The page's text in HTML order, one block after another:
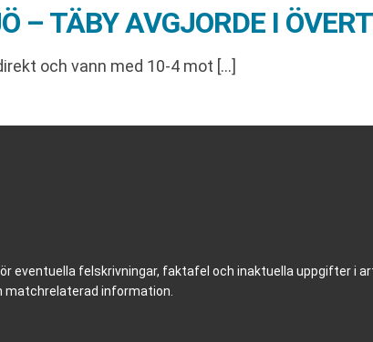
– TÄBY AVGJORDE I
och vann med 10-4 mot […]
eventuella felskrivningar, faktafel och inaktuella uppgifter i
matchrelaterad information.